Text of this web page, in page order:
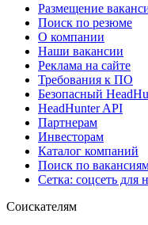
Размещение
Поиск по резюме
О компании
Наши вакансии
Реклама на сайте
Требования к ПО
Безопасный
HeadHunter API
Партнерам
Инвесторам
Каталог компаний
Поиск по
Сетка: соцсеть для
Соискателям